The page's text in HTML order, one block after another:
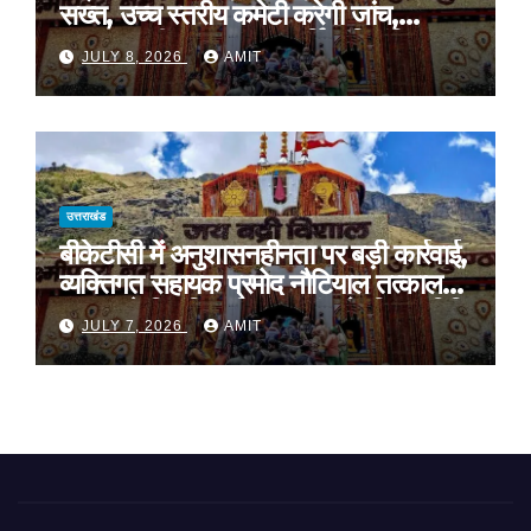
सख्त, उच्च स्तरीय कमेटी करेगी जांच,
अनुशासनहीनता पर एक कार्मिक निलंबित
JULY 8, 2026 AMIT
उत्तराखंड
बीकेटीसी में अनुशासनहीनता पर बड़ी कार्रवाई,
व्यक्तिगत सहायक प्रमोद नौटियाल तत्काल
प्रभाव से निलंबित, निष्पक्ष जांच के लिए समिति
गठित
JULY 7, 2026 AMIT